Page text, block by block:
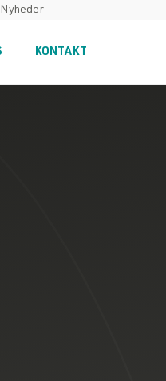
Nyheder
KONTAKT